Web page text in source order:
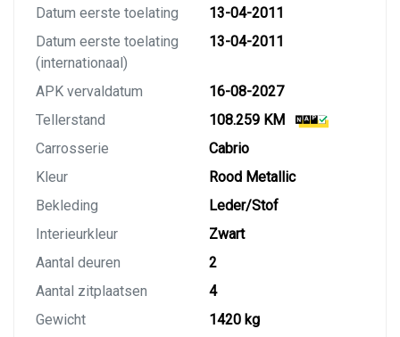
Datum eerste toelating
13-04-2011
Datum eerste toelating
(internationaal)
13-04-2011
APK vervaldatum
16-08-2027
Tellerstand
108.259 KM
Carrosserie
Cabrio
Kleur
Rood Metallic
Bekleding
Leder/Stof
Interieurkleur
Zwart
Aantal deuren
2
Aantal zitplaatsen
4
Gewicht
1420 kg